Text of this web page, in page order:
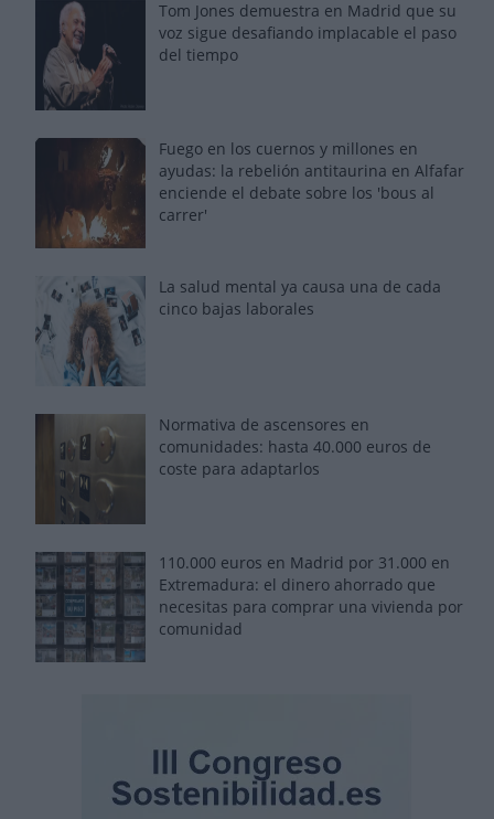
Tom Jones demuestra en Madrid que su
voz sigue desafiando implacable el paso
del tiempo
Fuego en los cuernos y millones en
ayudas: la rebelión antitaurina en Alfafar
enciende el debate sobre los 'bous al
carrer'
La salud mental ya causa una de cada
cinco bajas laborales
Normativa de ascensores en
comunidades: hasta 40.000 euros de
coste para adaptarlos
110.000 euros en Madrid por 31.000 en
Extremadura: el dinero ahorrado que
necesitas para comprar una vivienda por
comunidad